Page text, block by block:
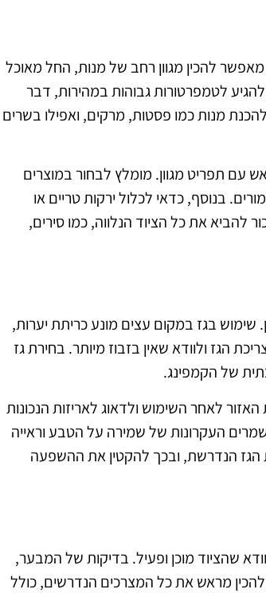
להכין מגוון רחב של מנות, החל מאוכל
לטמפרטורות גבוהות במהירות, דבר
מנות כמו פסטות, מרקים, ואפילו בשרים
תפריט מגוון. מומלץ לבחור במוצרים
בנוסף, כדאי לכלול ירקות טריים או
להביא את כל הציוד הנלווה, כמו סירים,
בגז במקום עצים מונע כריתת יערות,
הגז ולוודא שאין בזבוז מיותר. בחירת גז
של הקמפינג.
לאחר השימוש ולדאוג לאריזות הנכונות
העקרונות של שמירה על הטבע וראייה
הגז הנדרשת, ובכך להקטין את ההשפעה
שהציוד מוכן ופעיל. בדיקות של המבער,
להכין מראש את כל המצרכים הנדרשים, כולל